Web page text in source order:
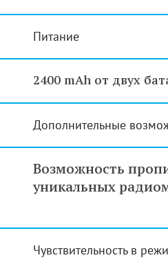
Питание
2400 mAh от двух
Дополнительные
Возможность
уникальных
Чувствительность в